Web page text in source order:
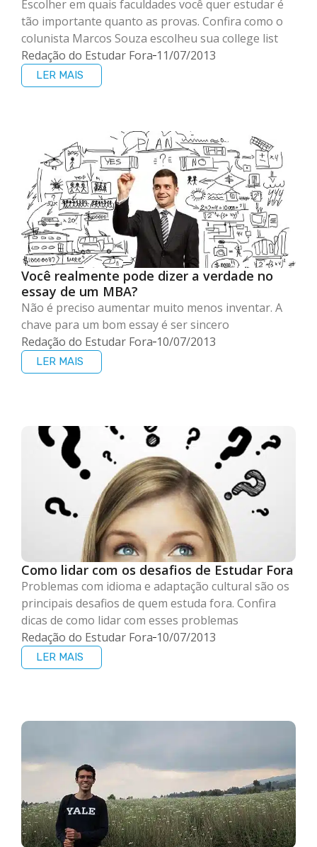
Escolher em quais faculdades você quer estudar é
tão importante quanto as provas. Confira como o
colunista Marcos Souza escolheu sua college list
Redação do Estudar Fora 11/07/2013
LER MAIS
Você realmente pode dizer a verdade no
essay de um MBA?
Não é preciso aumentar muito menos inventar. A
chave para um bom essay é ser sincero
Redação do Estudar Fora 10/07/2013
LER MAIS
Como lidar com os desafios de Estudar Fora
Problemas com idioma e adaptação cultural são os
principais desafios de quem estuda fora. Confira
dicas de como lidar com esses problemas
Redação do Estudar Fora 10/07/2013
LER MAIS